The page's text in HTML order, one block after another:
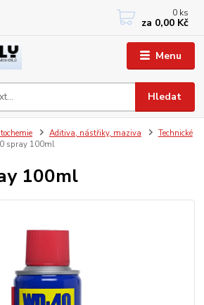
Menu
Hledat
+420 733767377
PO-PÁ: 8 - 12, 13 - 17
0 ks
za 0,00 Kč
Aditiva, nástřiky, maziva
Technické
spray 100ml
100ml